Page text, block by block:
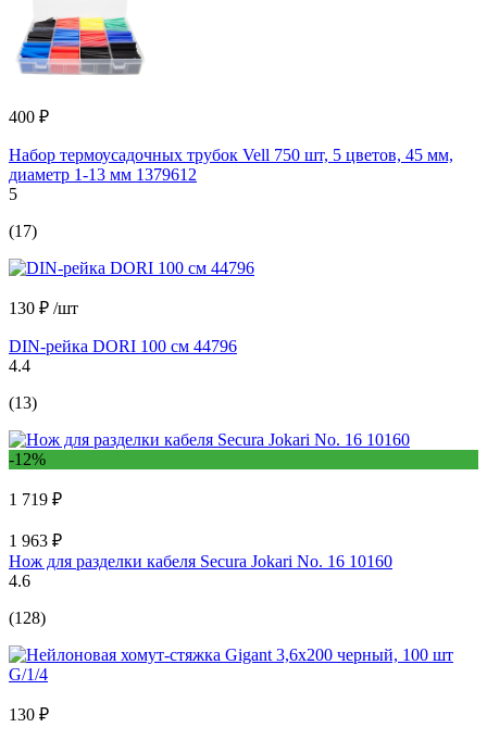
400 ₽
Набор термоусадочных трубок Vell 750 шт, 5 цветов, 45 мм,
диаметр 1-13 мм 1379612
5
(17)
130 ₽ /шт
DIN-рейка DORI 100 см 44796
4.4
(13)
-12%
1 719 ₽
1 963 ₽
Нож для разделки кабеля Secura Jokari No. 16 10160
4.6
(128)
130 ₽